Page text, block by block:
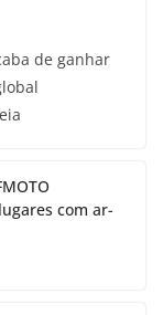
de ganhar
com ar-